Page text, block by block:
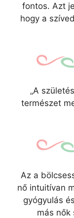
fontos. Azt
hogy a
„A
természet
Az a
nő intuitívan
gyógyulás
más nők